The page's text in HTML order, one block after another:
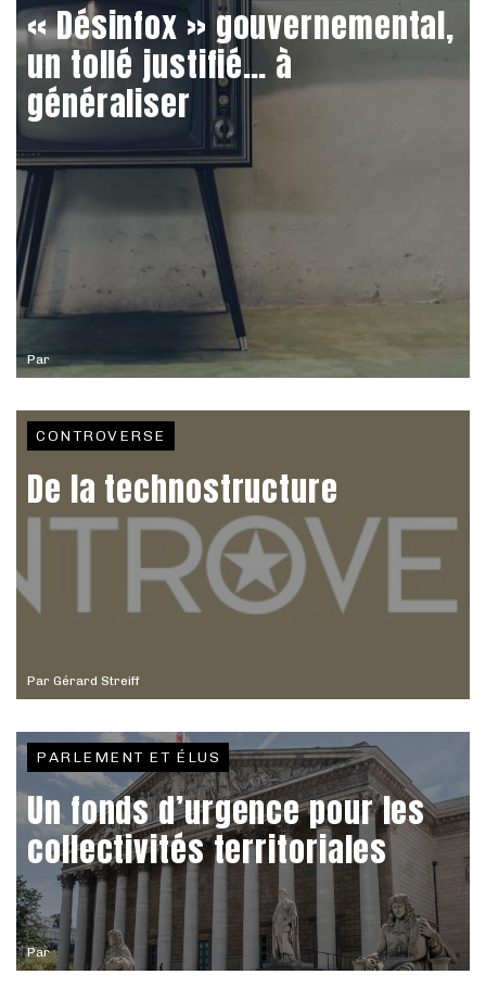
Par
« Désinfox » gouvernemental,
un tollé justifié… à
généraliser
Par Gérard Streiff
CONTROVERSE
De la technostructure
Par
PARLEMENT ET ÉLUS
Un fonds d’urgence pour les
collectivités territoriales